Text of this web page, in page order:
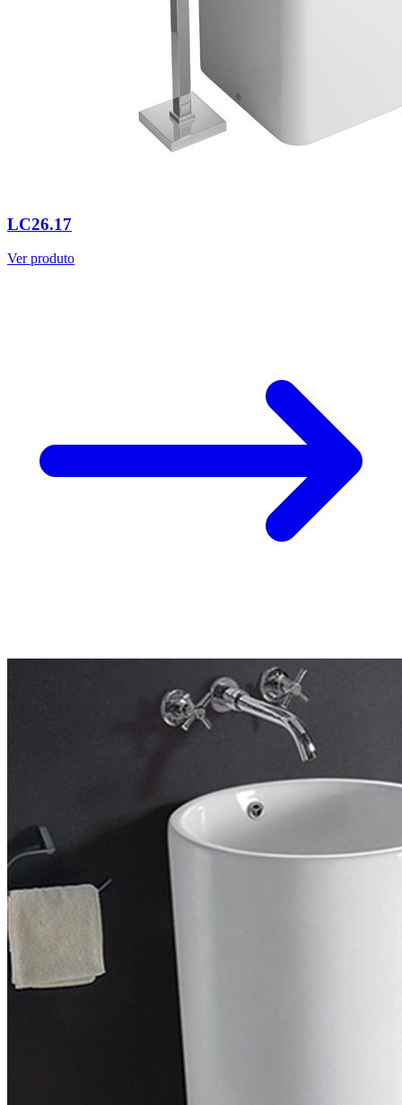
LC26.17
Ver produto